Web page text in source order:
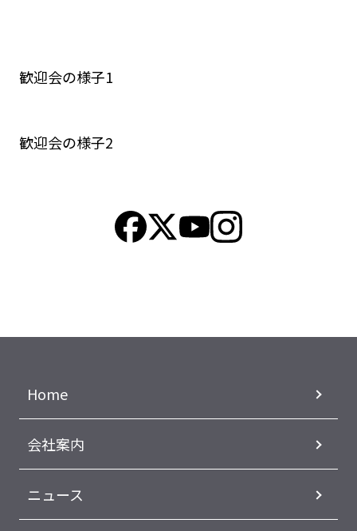
歓迎会の様子1
歓迎会の様子2
Home
会社案内
ニュース